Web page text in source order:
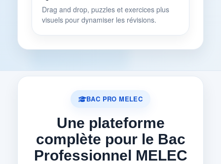
Drag and drop, puzzles et exercices plus
visuels pour dynamiser les révisions.
BAC PRO MELEC
Une plateforme
complète pour le Bac
Professionnel MELEC